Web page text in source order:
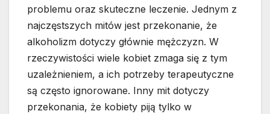
problemu oraz skuteczne leczenie. Jednym z
najczęstszych mitów jest przekonanie, że
alkoholizm dotyczy głównie mężczyzn. W
rzeczywistości wiele kobiet zmaga się z tym
uzależnieniem, a ich potrzeby terapeutyczne
są często ignorowane. Inny mit dotyczy
przekonania, że kobiety piją tylko w